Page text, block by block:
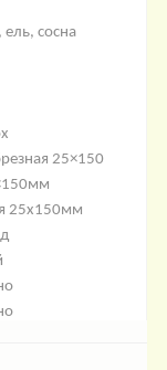
ель, сосна
25×150
25х150мм